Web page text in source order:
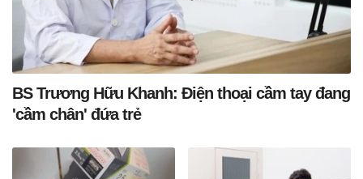
BS Trương Hữu Khanh: Điện thoại cầm tay đang
'cầm chân' đứa trẻ